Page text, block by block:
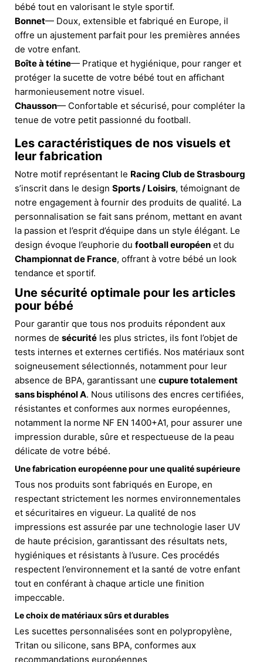
bébé tout en valorisant le style sportif.
Bonnet— Doux, extensible et fabriqué en Europe, il
offre un ajustement parfait pour les premières années
de votre enfant.
Boîte à tétine— Pratique et hygiénique, pour ranger et
protéger la sucette de votre bébé tout en affichant
harmonieusement notre visuel.
Chausson— Confortable et sécurisé, pour compléter la
tenue de votre petit passionné du football.
Les caractéristiques de nos visuels et
leur fabrication
Notre motif représentant le Racing Club de Strasbourg
s’inscrit dans le design Sports / Loisirs, témoignant de
notre engagement à fournir des produits de qualité. La
personnalisation se fait sans prénom, mettant en avant
la passion et l’esprit d’équipe dans un style élégant. Le
design évoque l’euphorie du football européen et du
Championnat de France, offrant à votre bébé un look
tendance et sportif.
Une sécurité optimale pour les articles
pour bébé
Pour garantir que tous nos produits répondent aux
normes de sécurité les plus strictes, ils font l’objet de
tests internes et externes certifiés. Nos matériaux sont
soigneusement sélectionnés, notamment pour leur
absence de BPA, garantissant une cupure totalement
sans bisphénol A. Nous utilisons des encres certifiées,
résistantes et conformes aux normes européennes,
notamment la norme NF EN 1400+A1, pour assurer une
impression durable, sûre et respectueuse de la peau
délicate de votre bébé.
Une fabrication européenne pour une qualité supérieure
Tous nos produits sont fabriqués en Europe, en
respectant strictement les normes environnementales
et sécuritaires en vigueur. La qualité de nos
impressions est assurée par une technologie laser UV
de haute précision, garantissant des résultats nets,
hygiéniques et résistants à l’usure. Ces procédés
respectent l’environnement et la santé de votre enfant
tout en conférant à chaque article une finition
impeccable.
Le choix de matériaux sûrs et durables
Les sucettes personnalisées sont en polypropylène,
Tritan ou silicone, sans BPA, conformes aux
recommandations européennes